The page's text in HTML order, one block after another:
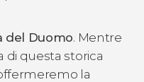
del Duomo. Mentre
questa storica
la